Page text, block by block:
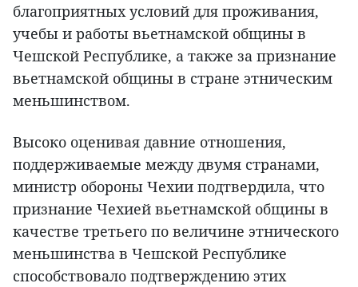
благоприятных условий для проживания,
учебы и работы вьетнамской общины в
Чешской Республике, а также за признание
вьетнамской общины в стране этническим
меньшинством.
Высоко оценивая давние отношения,
поддерживаемые между двумя странами,
министр обороны Чехии подтвердила, что
признание Чехией вьетнамской общины в
качестве третьего по величине этнического
меньшинства в Чешской Республике
способствовало подтверждению этих